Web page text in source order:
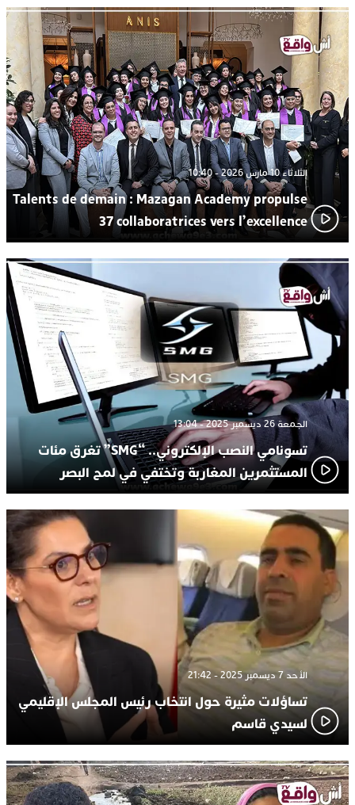
17:27 اتحاد المقاولات الإعلامية يقود قاطرة التكوين بالجديدة ويستضيف
الإعلامي سعيد بلفقير في دورة استثنائية
23:18ترسيخا لثقافة ترشيد الموارد المائية.. اختتام فعاليات النسخة الثانية
من “القرية الذكية للماء” بمركز الاصطياف ببوزنيقة
الثلاثاء 10 مارس 2026 - 10:40
Talents de demain : Mazagan Academy propulse
37 collaboratrices vers l’excellence
الجمعة 26 ديسمبر 2025 - 13:04
تسونامي النصب الإلكتروني.. “SMG” تغرق مئات
المستثمرين المغاربة وتختفي في لمح البصر
الأحد 7 ديسمبر 2025 - 21:42
تساؤلات مثيرة حول انتخاب رئيس المجلس الإقليمي
لسيدي قاسم